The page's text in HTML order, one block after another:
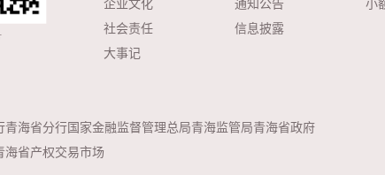
社会责任
大事记
信息披露
青海省分行国家金融监督管理总局青海监管局青海省政府
海省产权交易市场